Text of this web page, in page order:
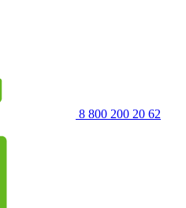
8 800 200 20 62